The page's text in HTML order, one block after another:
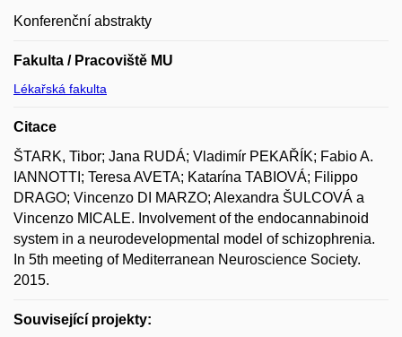
Konferenční abstrakty
Fakulta / Pracoviště MU
Lékařská fakulta
Citace
ŠTARK, Tibor; Jana RUDÁ; Vladimír PEKAŘÍK; Fabio A.
IANNOTTI; Teresa AVETA; Katarína TABIOVÁ; Filippo
DRAGO; Vincenzo DI MARZO; Alexandra ŠULCOVÁ a
Vincenzo MICALE. Involvement of the endocannabinoid
system in a neurodevelopmental model of schizophrenia.
In 5th meeting of Mediterranean Neuroscience Society.
2015.
Související projekty: